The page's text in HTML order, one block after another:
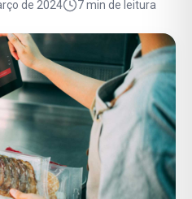
de 2024 7 min de leitura